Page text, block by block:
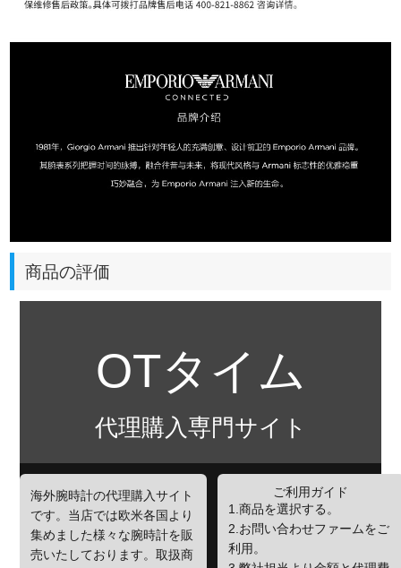
商品の評価
OTタイム
代理購入専門サイト
海外腕時計の代理購入サイト
です。当店では欧米各国より
集めました様々な腕時計を販
売いたしております。取扱商
ご利用ガイド
1.商品を選択する。
2.お問い合わせファームをご
利用。